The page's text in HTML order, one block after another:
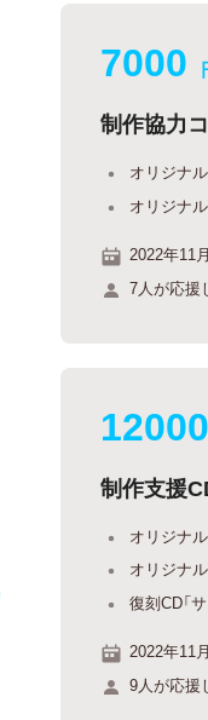
7000
制作協力
オリジナル
オリジナ
2022年11
7人が応援
12000
制作支援
オリジナル
オリジナ
復刻CD「
2022年11
9人が応援